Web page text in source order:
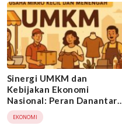
Sinergi UMKM dan
Kebijakan Ekonomi
Nasional: Peran Danantara
dalam Meningkatkan Daya
Saing UMKM
EKONOMI